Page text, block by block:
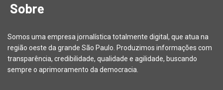
Sobre
Somos uma empresa jornalística totalmente digital, que atua na
região oeste da grande São Paulo. Produzimos informações com
transparência, credibilidade, qualidade e agilidade, buscando
sempre o aprimoramento da democracia.